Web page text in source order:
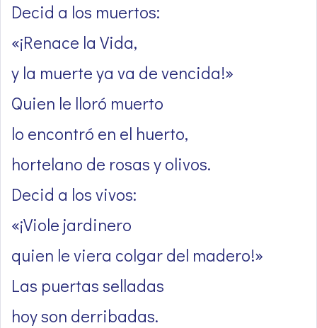
Decid a los muertos:
«¡Renace la Vida,
y la muerte ya va de vencida!»
Quien le lloró muerto
lo encontró en el huerto,
hortelano de rosas y olivos.
Decid a los vivos:
«¡Viole jardinero
quien le viera colgar del madero!»
Las puertas selladas
hoy son derribadas.